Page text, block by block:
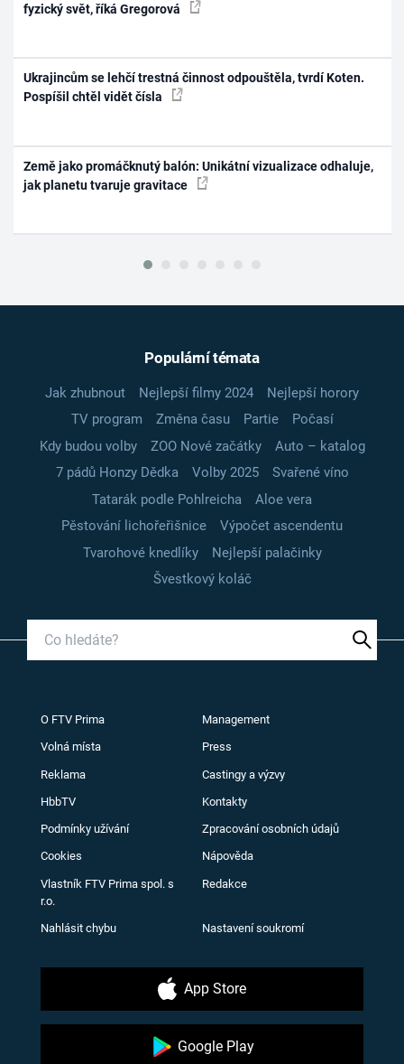
fyzický svět, říká Gregorová
Ukrajincům se lehčí trestná činnost odpouštěla, tvrdí Koten.
Pospíšil chtěl vidět čísla
Země jako promáčknutý balón: Unikátní vizualizace odhaluje,
jak planetu tvaruje gravitace
Populární témata
Jak zhubnout Nejlepší filmy 2024
Nejlepší horory
TV program
Změna času Partie
Počasí
Kdy budou volby
ZOO Nové začátky
Auto – katalog
7 pádů Honzy Dědka
Volby 2025
Svařené víno
Tatarák podle Pohlreicha
Aloe vera
Pěstování lichořeřišnice
Výpočet ascendentu
Tvarohové knedlíky
Nejlepší palačinky
Švestkový koláč
O FTV Prima Management
Volná místa Press
Reklama Castingy a výzvy
HbbTV Kontakty
Podmínky užívání Zpracování osobních údajů
Cookies Nápověda
Vlastník FTV Prima spol. s
r.o.
Redakce
Nahlásit chybu Nastavení soukromí
App Store
Google Play